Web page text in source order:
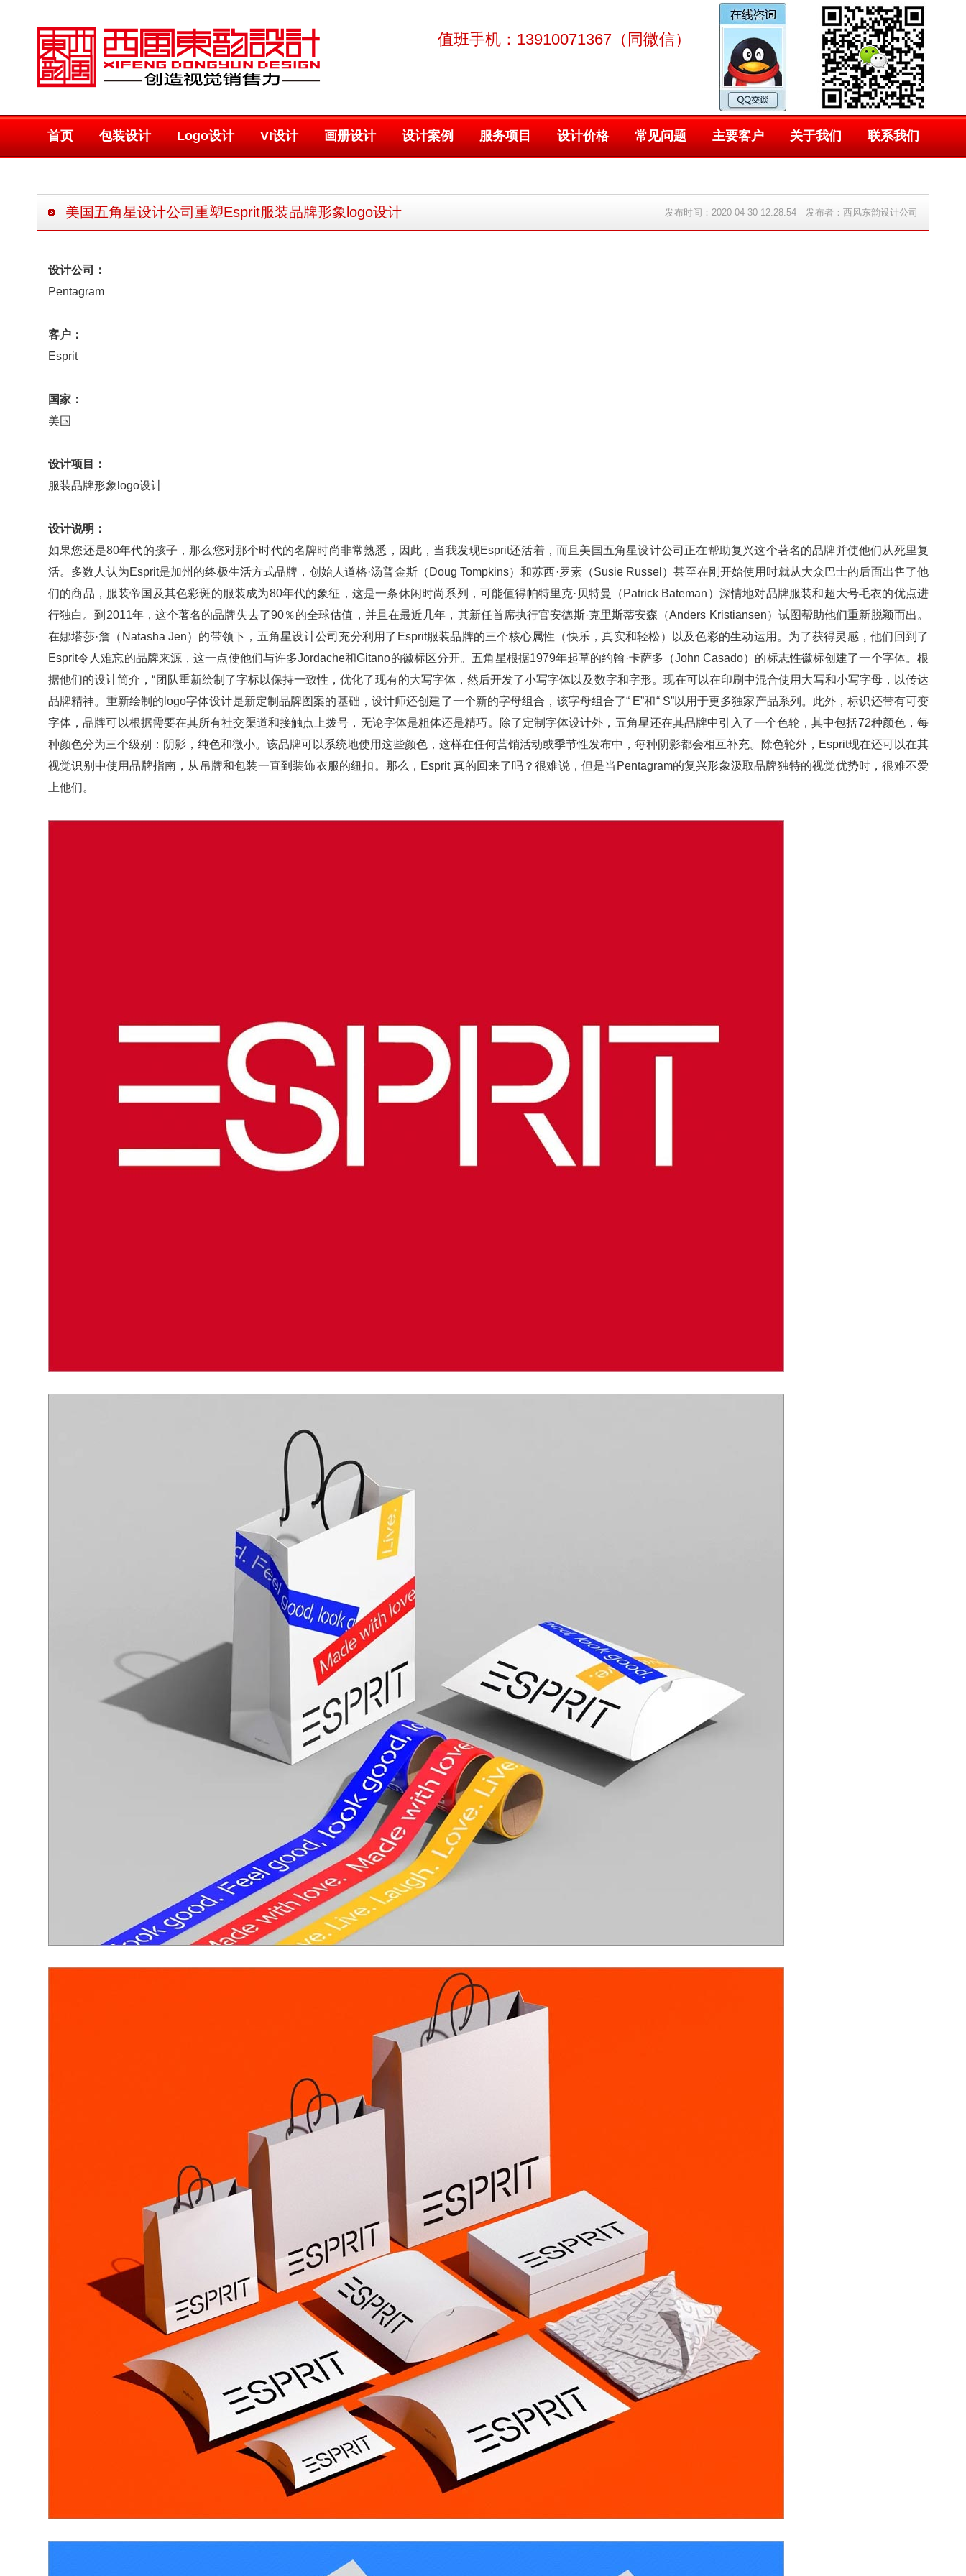
值班手机：13910071367（同微信）
首页 包装设计 Logo设计 VI设计 画册设计 设计案例 服务项目 设计价格 常见问题 主要客户 关于我们 联系我们
美国五角星设计公司重塑Esprit服装品牌形象logo设计 发布时间：2020-04-30 12:28:54 发布者：西风东韵设计公司
设计公司：
Pentagram
客户：
Esprit
国家：
美国
设计项目：
服装品牌形象logo设计
设计说明：
如果您还是80年代的孩子，那么您对那个时代的名牌时尚非常熟悉，因此，当我发现Esprit还活着，而且美国五角星设计公司正在帮助复兴这个著名的品牌并使他们从死里复
活。多数人认为Esprit是加州的终极生活方式品牌，创始人道格·汤普金斯（Doug Tompkins）和苏西·罗素（Susie Russel）甚至在刚开始使用时就从大众巴士的后面出售了他
们的商品，服装帝国及其色彩斑的服装成为80年代的象征，这是一条休闲时尚系列，可能值得帕特里克·贝特曼（Patrick Bateman）深情地对品牌服装和超大号毛衣的优点进
行独白。到2011年，这个著名的品牌失去了90％的全球估值，并且在最近几年，其新任首席执行官安德斯·克里斯蒂安森（Anders Kristiansen）试图帮助他们重新脱颖而出。
在娜塔莎·詹（Natasha Jen）的带领下，五角星设计公司充分利用了 Esprit服装品牌的三个核心属性（快乐，真实和轻松）以及色彩的生动运用。为了获得灵感，他们回到了
Esprit令人难忘的品牌来源，这一点使他们与许多Jordache和Gitano的徽标区分开。五角星根据1979年起草的约翰·卡萨多（John Casado）的标志性徽标创建了一个字体。根
据他们的设计简介，“团队重新绘制了字标以保持一致性，优化了现有的大写字体，然后开发了小写字体以及数字和字形。现在可以在印刷中混合使用大写和小写字母，以传达
品牌精神。重新绘制的logo字体设计是新定制品牌图案的基础，设计师还创建了一个新的字母组合，该字母组合了“ E”和“ S”以用于更多独家产品系列。此外，标识还带有可变
字体，品牌可以根据需要在其所有社交渠道和接触点上拨号，无论字体是粗体还是精巧。除了定制字体设计外，五角星还在其品牌中引入了一个色轮，其中包括72种颜色，每
种颜色分为三个级别：阴影，纯色和微小。该品牌可以系统地使用这些颜色，这样在任何营销活动或季节性发布中，每种阴影都会相互补充。除色轮外，Esprit现在还可以在其
视觉识别中使用品牌指南，从吊牌和包装一直到装饰衣服的纽扣。那么，Esprit 真的回来了吗？很难说，但是当Pentagram的复兴形象汲取品牌独特的视觉优势时，很难不爱
上他们。